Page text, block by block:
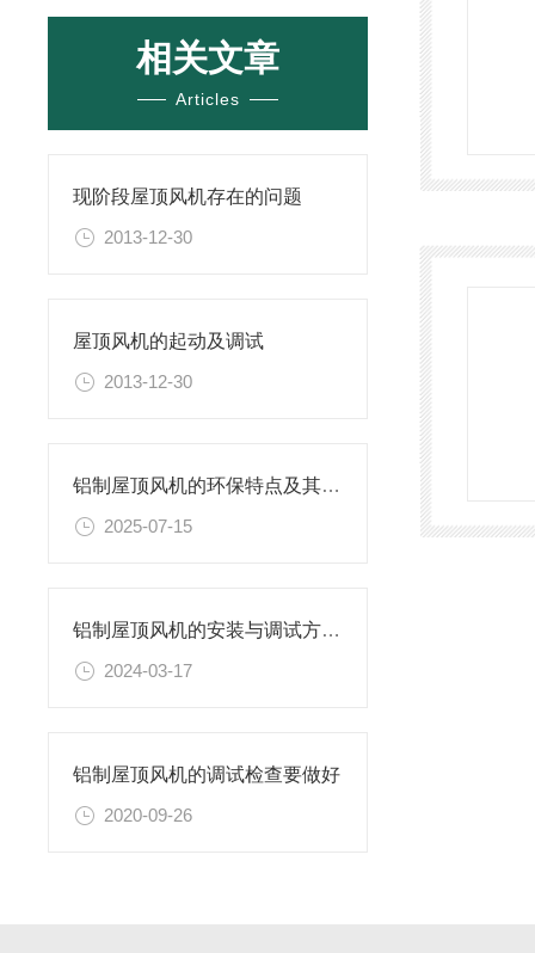
相关文章
Articles
现阶段屋顶风机存在的问题
2013-12-30
屋顶风机的起动及调试
2013-12-30
铝制屋顶风机的环保特点及其在节能中的作用
2025-07-15
铝制屋顶风机的安装与调试方法探讨
2024-03-17
铝制屋顶风机的调试检查要做好
2020-09-26